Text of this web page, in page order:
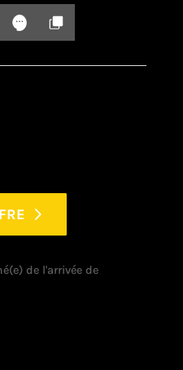
de l'arrivée de